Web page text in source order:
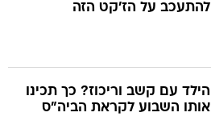
להתעכב על הז'קט הזה
הילד עם קשב וריכוז? כך תכינו
אותו השבוע לקראת הביה"ס